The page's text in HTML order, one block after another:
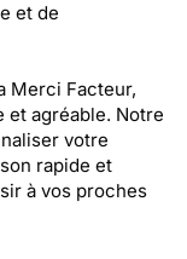
et de
Merci Facteur,
et agréable. Notre
votre
rapide et
à vos proches